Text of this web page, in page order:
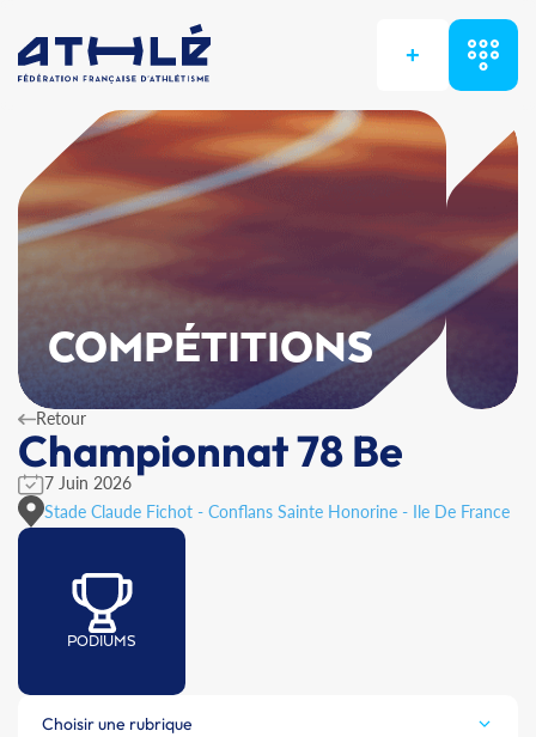
+
COMPÉTITIONS
Retour
Championnat 78 Be
7 Juin 2026
Stade Claude Fichot - Conflans Sainte Honorine - Ile De France
PODIUMS
Choisir une rubrique